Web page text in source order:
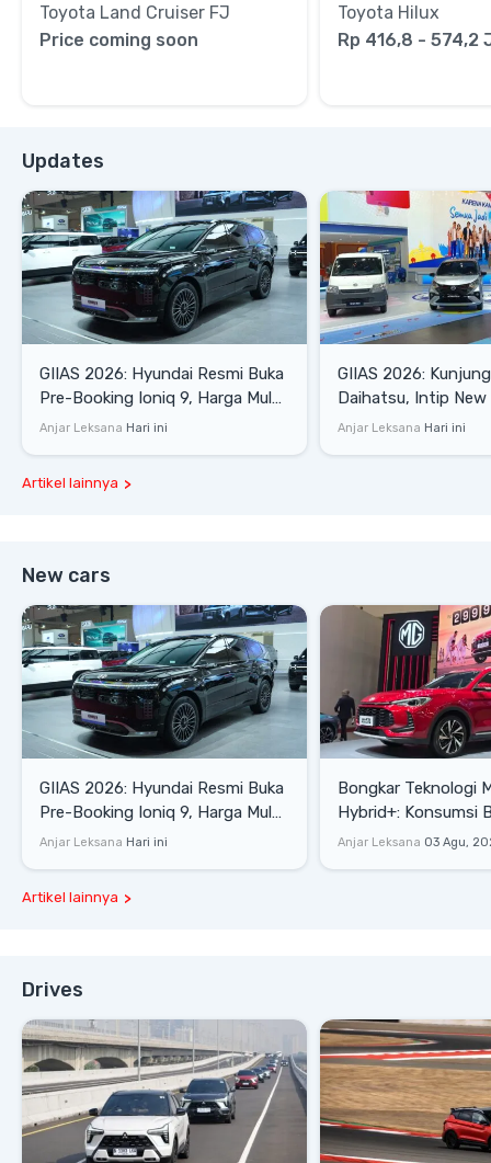
Toyota Land Cruiser FJ
Price coming soon
Toyota Hilux
Rp 416,8 - 574,2
Updates
GIIAS 2026: Hyundai Resmi Buka
Pre-Booking Ioniq 9, Harga Mulai
Rp1,49 Miliar
Anjar Leksana Hari ini
GIIAS 2026:
Daihatsu, Intip New
SE hingga Gran
Anjar Leksana Hari ini
Artikel lainnya
New cars
GIIAS 2026: Hyundai Resmi Buka
Pre-Booking Ioniq 9, Harga Mulai
Rp1,49 Miliar
Anjar Leksana Hari ini
Bongkar Teknologi
Hybrid+: Konsumsi
Tembus 27,7 Km/
Anjar Leksana 03 Agu,
Artikel lainnya
Drives